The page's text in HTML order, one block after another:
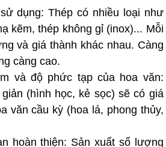
dụng: Thép có nhiều loại như
kẽm, thép không gỉ (inox)... Mỗi
và giá thành khác nhau. Càng
càng cao.
và độ phức tạp của hoa văn:
(hình học, kẻ sọc) sẽ có giá
văn cầu kỳ (hoa lá, phong thủy,
hoàn thiện: Sản xuất số lượng